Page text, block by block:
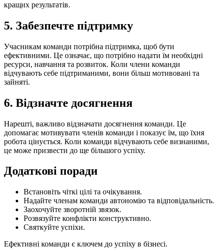
кращих результатів.
5. Забезпечте підтримку
Учасникам команди потрібна підтримка, щоб бути
ефективними. Це означає, що потрібно надати їм необхідні
ресурси, навчання та розвиток. Коли члени команди
відчувають себе підтриманими, вони більш мотивовані та
зайняті.
6. Відзначте досягнення
Нарешті, важливо відзначати досягнення команди. Це
допомагає мотивувати членів команди і показує їм, що їхня
робота цінується. Коли команди відчувають себе визнаними,
це може призвести до ще більшого успіху.
Додаткові поради
Встановіть чіткі цілі та очікування.
Надайте членам команди автономію та відповідальність.
Заохочуйте зворотній звязок.
Розвязуйте конфлікти конструктивно.
Святкуйте успіхи.
Ефективні команди є ключем до успіху в бізнесі.